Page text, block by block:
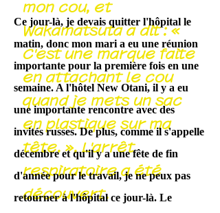
mon cou, et
Wakamatsuta a dit : «
C'est une marque faite
en attachant le cou
quand je mets un sac
en plastique sur ma
tête. », L'arrêt
respiratoire a été
découvert.
Ce jour-là, je devais quitter l'hôpital le
matin, donc mon mari a eu une réunion
importante pour la première fois en une
semaine. A l'hôtel New Otani, il y a eu
une importante rencontre avec des
invités russes. De plus, comme il s'appelle
décembre et qu'il y a une fête de fin
d'année pour le travail, je ne peux pas
retourner à l'hôpital ce jour-là. Le